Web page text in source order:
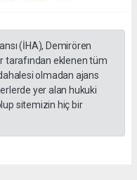
(İHA), Demirören
tarafından eklenen tüm
olmadan ajans
yer alan hukuki
sitemizin hiç bir